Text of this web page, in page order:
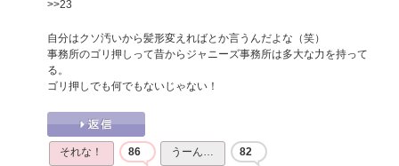
>>23
自分はクソ汚いから髪形変えればとか言うんだよな（笑）
事務所のゴリ押しって昔からジャニーズ事務所は多大な力を持って
る。
ゴリ押しでも何でもないじゃない！
それな！ 86 うーん… 82